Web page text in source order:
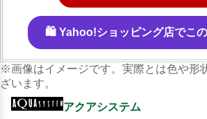
🛍️ Yahoo!ショッピング店でこ
※画像はイメージです。実際とは色や形
ざいます。
アクアシステム